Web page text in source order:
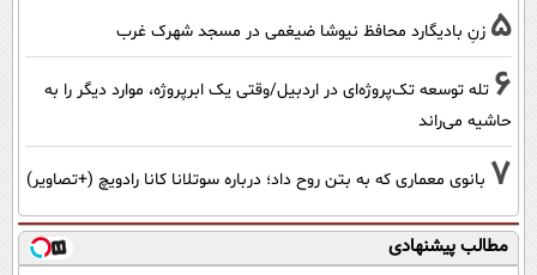
5 زنِ بادیگارد محافظ نیوشا ضیغمی در مسجد شهرک غرب
6 تله توسعه تک‌پروژه‌ای در اردبیل/وقتی یک ابرپروژه، موارد دیگر را به
حاشیه می‌راند
7 بانوی معماری که به بتن روح داد؛ درباره سوتلانا کانا رادویچ (+تصاویر)
مطالب پیشنهادی